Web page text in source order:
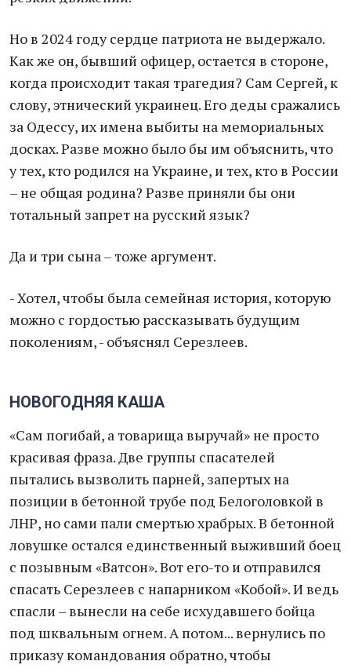
Но в 2024 году сердце патриота не выдержало.
Как же он, бывший офицер, остается в стороне,
когда происходит такая трагедия? Сам Сергей, к
слову, этнический украинец. Его деды сражались
за Одессу, их имена выбиты на мемориальных
досках. Разве можно было бы им объяснить, что
у тех, кто родился на Украине, и тех, кто в России
– не общая родина? Разве приняли бы они
тотальный запрет на русский язык?
Да и три сына – тоже аргумент.
- Хотел, чтобы была семейная история, которую
можно с гордостью рассказывать будущим
поколениям, - объяснял Серезлеев.
НОВОГОДНЯЯ КАША
«Сам погибай, а товарища выручай» не просто
красивая фраза. Две группы спасателей
пытались вызволить парней, запертых на
позиции в бетонной трубе под Белоголовкой в
ЛНР, но сами пали смертью храбрых. В бетонной
ловушке остался единственный выживший боец
с позывным «Ватсон». Вот его-то и отправился
спасать Серезлеев с напарником «Кобой». И ведь
спасли – вынесли на себе исхудавшего бойца
под шквальным огнем. А потом... вернулись по
приказу командования обратно, чтобы